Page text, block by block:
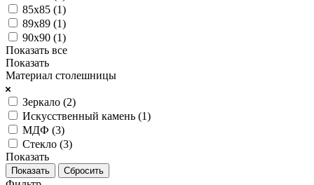
85х85 (1)
89х89 (1)
90х90 (1)
Показать все
Показать
Материал столешницы
Зеркало (2)
Искусственный камень (1)
МДФ (3)
Стекло (3)
Показать
Сбросить